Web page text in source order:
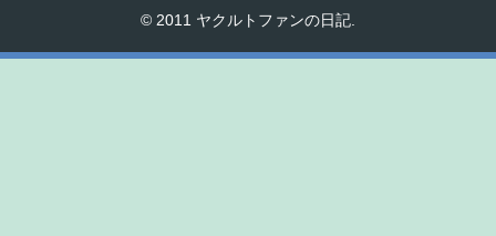
© 2011 ヤクルトファンの日記.